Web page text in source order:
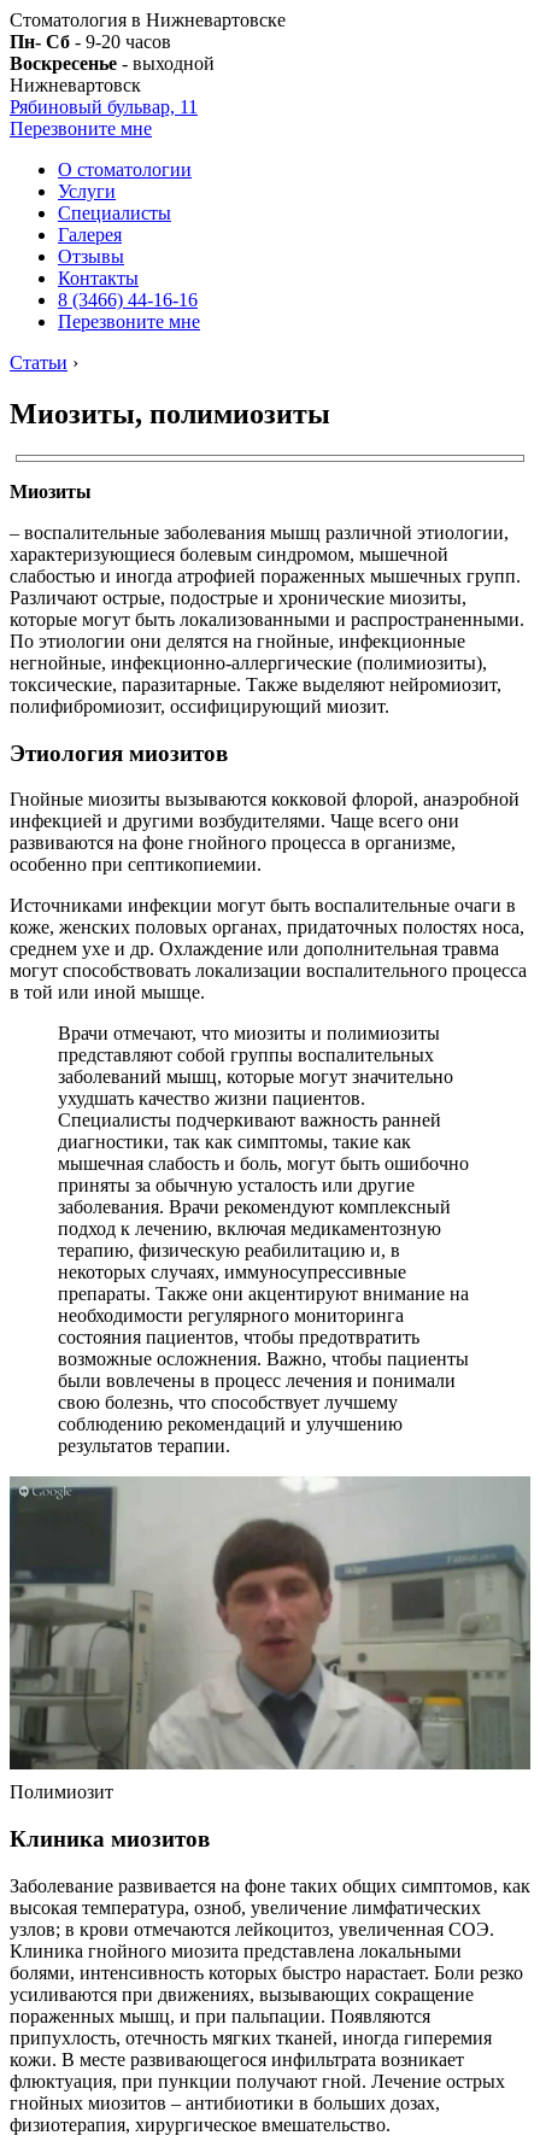
Стоматология в Нижневартовске
Пн- Сб - 9-20 часов
Воскресенье - выходной
Нижневартовск
Рябиновый бульвар, 11
Перезвоните мне
О стоматологии
Услуги
Специалисты
Галерея
Отзывы
Контакты
8 (3466) 44-16-16
Перезвоните мне
Статьи ›
Миозиты, полимиозиты
Миозиты
– воспалительные заболевания мышц различной этиологии,
характеризующиеся болевым синдромом, мышечной
слабостью и иногда атрофией пораженных мышечных групп.
Различают острые, подострые и хронические миозиты,
которые могут быть локализованными и распространенными.
По этиологии они делятся на гнойные, инфекционные
негнойные, инфекционно-аллергические (полимиозиты),
токсические, паразитарные. Также выделяют нейромиозит,
полифибромиозит, оссифицирующий миозит.
Этиология миозитов
Гнойные миозиты вызываются кокковой флорой, анаэробной
инфекцией и другими возбудителями. Чаще всего они
развиваются на фоне гнойного процесса в организме,
особенно при септикопиемии.
Источниками инфекции могут быть воспалительные очаги в
коже, женских половых органах, придаточных полостях носа,
среднем ухе и др. Охлаждение или дополнительная травма
могут способствовать локализации воспалительного процесса
в той или иной мышце.
Врачи отмечают, что миозиты и полимиозиты
представляют собой группы воспалительных
заболеваний мышц, которые могут значительно
ухудшать качество жизни пациентов.
Специалисты подчеркивают важность ранней
диагностики, так как симптомы, такие как
мышечная слабость и боль, могут быть ошибочно
приняты за обычную усталость или другие
заболевания. Врачи рекомендуют комплексный
подход к лечению, включая медикаментозную
терапию, физическую реабилитацию и, в
некоторых случаях, иммуносупрессивные
препараты. Также они акцентируют внимание на
необходимости регулярного мониторинга
состояния пациентов, чтобы предотвратить
возможные осложнения. Важно, чтобы пациенты
были вовлечены в процесс лечения и понимали
свою болезнь, что способствует лучшему
соблюдению рекомендаций и улучшению
результатов терапии.
Полимиозит
Клиника миозитов
Заболевание развивается на фоне таких общих симптомов, как
высокая температура, озноб, увеличение лимфатических
узлов; в крови отмечаются лейкоцитоз, увеличенная СОЭ.
Клиника гнойного миозита представлена локальными
болями, интенсивность которых быстро нарастает. Боли резко
усиливаются при движениях, вызывающих сокращение
пораженных мышц, и при пальпации. Появляются
припухлость, отечность мягких тканей, иногда гиперемия
кожи. В месте развивающегося инфильтрата возникает
флюктуация, при пункции получают гной. Лечение острых
гнойных миозитов – антибиотики в больших дозах,
физиотерапия, хирургическое вмешательство.